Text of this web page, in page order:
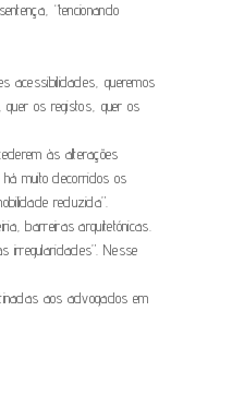
“tencionando
acessibilidades, queremos
os registos, quer os
às alterações
muito decorridos os
reduzida”.
barreiras arquitetónicas.
irregularidades”. Nesse
aos advogados em